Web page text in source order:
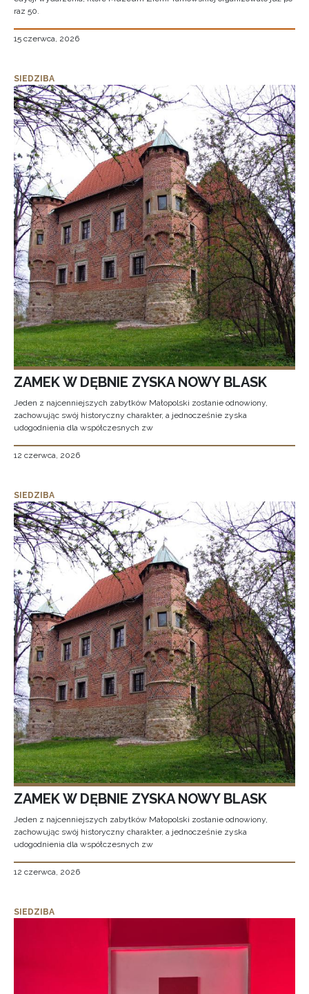
raz 50.
15 czerwca, 2026
SIEDZIBA
ZAMEK W DĘBNIE ZYSKA NOWY BLASK
Jeden z najcenniejszych zabytków Małopolski zostanie odnowiony,
zachowując swój historyczny charakter, a jednocześnie zyska
udogodnienia dla współczesnych zw
12 czerwca, 2026
SIEDZIBA
ZAMEK W DĘBNIE ZYSKA NOWY BLASK
Jeden z najcenniejszych zabytków Małopolski zostanie odnowiony,
zachowując swój historyczny charakter, a jednocześnie zyska
udogodnienia dla współczesnych zw
12 czerwca, 2026
SIEDZIBA